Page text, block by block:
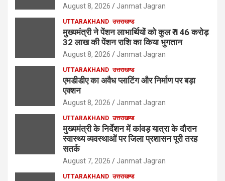
August 8, 2026 Janmat Jagran
UTTARAKHAND उत्तराखण्ड
मुख्यमंत्री ने पेंशन लाभार्थियों को कुल ₹ 146 करोड़
32 लाख की पेंशन राशि का किया भुगतान
August 8, 2026 Janmat Jagran
UTTARAKHAND उत्तराखण्ड
एमडीडीए का अवैध प्लाटिंग और निर्माण पर बड़ा
एक्शन
August 8, 2026 Janmat Jagran
UTTARAKHAND उत्तराखण्ड
मुख्यमंत्री के निर्देशन में कांवड़ यात्रा के दौरान
स्वास्थ्य व्यवस्थाओं पर जिला प्रशासन पूरी तरह
सतर्क
August 7, 2026 Janmat Jagran
UTTARAKHAND उत्तराखण्ड